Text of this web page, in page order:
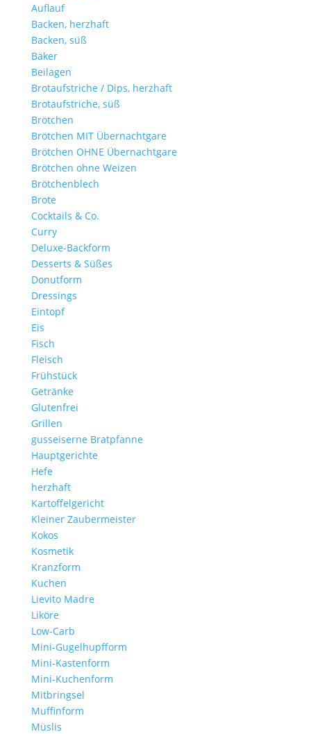
Auflauf
Backen, herzhaft
Backen, süß
Bäker
Beilagen
Brotaufstriche / Dips, herzhaft
Brotaufstriche, süß
Brötchen
Brötchen MIT Übernachtgare
Brötchen OHNE Übernachtgare
Brötchen ohne Weizen
Brötchenblech
Brote
Cocktails & Co.
Curry
Deluxe-Backform
Desserts & Süßes
Donutform
Dressings
Eintopf
Eis
Fisch
Fleisch
Frühstück
Getränke
Glutenfrei
Grillen
gusseiserne Bratpfanne
Hauptgerichte
Hefe
herzhaft
Kartoffelgericht
Kleiner Zaubermeister
Kokos
Kosmetik
Kranzform
Kuchen
Lievito Madre
Liköre
Low-Carb
Mini-Gugelhupfform
Mini-Kastenform
Mini-Kuchenform
Mitbringsel
Muffinform
Müslis